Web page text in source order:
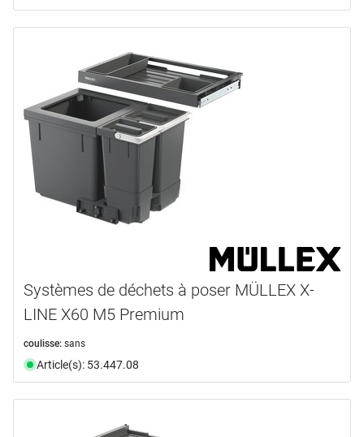
Systèmes de déchets à poser MÜLLEX X-
LINE X60 M5 Premium
coulisse: sans
Article(s): 53.447.08